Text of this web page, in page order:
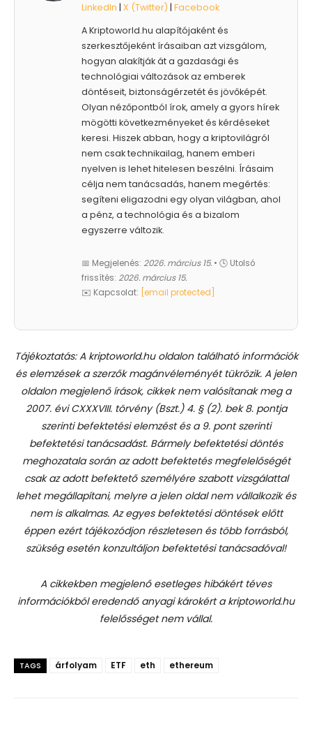
LinkedIn | X (Twitter) | Facebook
A Kriptoworld.hu alapítójaként és
szerkesztőjeként írásaiban azt vizsgálom,
hogyan alakítják át a gazdasági és
technológiai változások az emberek
döntéseit, biztonságérzetét és jövőképét.
Olyan nézőpontból írok, amely a gyors hírek
mögötti következményeket és kérdéseket
keresi. Hiszek abban, hogy a kriptovilágról
nem csak technikailag, hanem emberi
nyelven is lehet hitelesen beszélni. Írásaim
célja nem tanácsadás, hanem megértés:
segíteni eligazodni egy olyan világban, ahol
a pénz, a technológia és a bizalom
egyszerre változik.
📅 Megjelenés: 2026. március 15. • 🕓 Utolsó
frissítés: 2026. március 15.
✉️ Kapcsolat:
[email protected]
Tájékoztatás: A kriptoworld.hu oldalon található információk
és elemzések a szerzők magánvéleményét tükrözik. A jelen
oldalon megjelenő írások, cikkek nem valósítanak meg a
2007. évi CXXXVIII. törvény (Bszt.) 4. § (2). bek 8. pontja
szerinti befektetési elemzést és a 9. pont szerinti
befektetési tanácsadást. Bármely befektetési döntés
meghozatala során az adott befektetés megfelelőségét
csak az adott befektető személyére szabott vizsgálattal
lehet megállapítani, melyre a jelen oldal nem vállalkozik és
nem is alkalmas. Az egyes befektetési döntések előtt
éppen ezért tájékozódjon részletesen és több forrásból,
szükség esetén konzultáljon befektetési tanácsadóval!
A cikkekben megjelenő esetleges hibákért téves
információkból eredendő anyagi károkért a kriptoworld.hu
felelősséget nem vállal.
TAGS árfolyam ETF eth ethereum